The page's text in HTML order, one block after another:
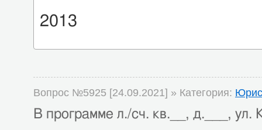
2013
Вопрос №5925 [24.09.2021] » Категория:
В программе л./сч. кв.__, д.___, ул.